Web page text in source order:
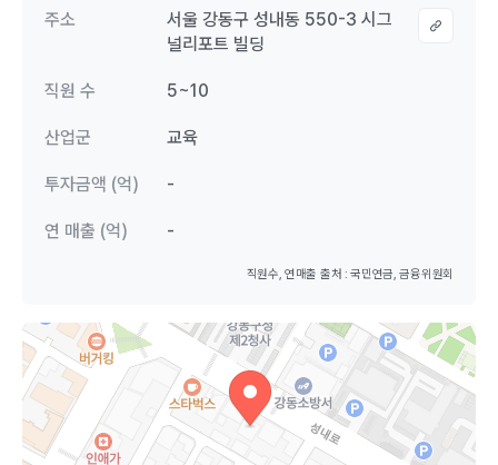
주소
서울 강동구 성내동 550-3 시그
널리포트 빌딩
직원 수 5~10
산업군 교육
투자금액 (억) -
연 매출 (억) -
직원수, 연매출 출처 : 국민연금, 금융위원회